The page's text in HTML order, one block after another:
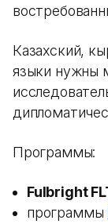
Казахский,
языки нужны
Программы:
Fulbright
программы